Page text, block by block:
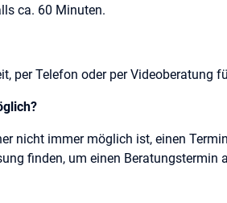
ca. 60 Minuten.
per Telefon oder per Videoberatung
nicht immer möglich ist, einen
finden, um einen